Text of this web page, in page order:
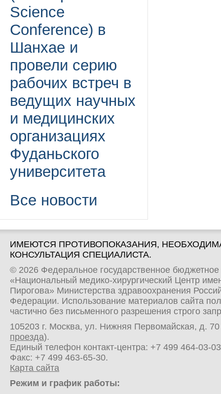
Science
Conference) в
Шанхае и
провели серию
рабочих встреч в
ведущих научных
и медицинских
организациях
Фуданьского
университета
Все новости
ИМЕЮТСЯ ПРОТИВОПОКАЗАНИЯ,
КОНСУЛЬТАЦИЯ СПЕЦИАЛИСТА.
© 2026 Федеральное государственное
«Национальный медико-хирургический Центр
Пирогова» Министерства здравоохранения
Федерации. Использование материалов сайта
частично без письменного разрешения строго
105203 г. Москва, ул. Нижняя Первомайская, д.
проезда).
Единый телефон контакт-центра: +7 499 464-03-03
Факс: +7 499 463-65-30.
Карта сайта
Режим и график работы: